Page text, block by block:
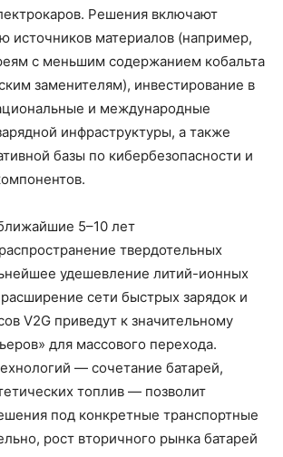
Решения включают
источников материалов (например,
с меньшим содержанием кобальта
заменителям), инвестирование в
и международные
инфраструктуры, а также
базы по кибербезопасности и
5–10 лет
твердотельных
удешевление литий-ионных
сети быстрых зарядок и
V2G приведут к значительному
для массового перехода.
— сочетание батарей,
топлив — позволит
под конкретные транспортные
рост вторичного рынка батарей